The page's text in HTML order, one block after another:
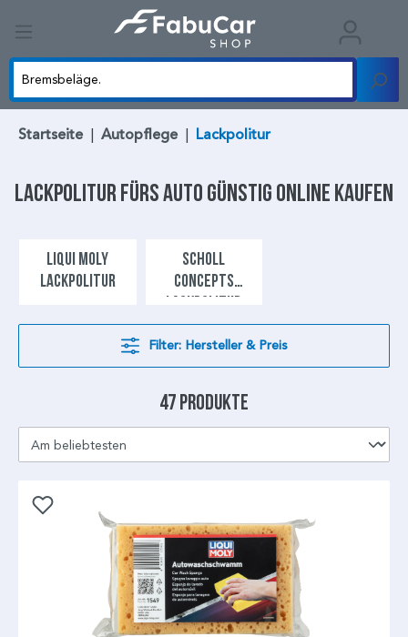
Startseite | Autopflege | Lackpolitur
Lackpolitur fürs Auto günstig online kaufen
LIQUI MOLY
LACKPOLITUR
SCHOLL
CONCEPTS
LACKPOLITUR
Filter: Hersteller & Preis
47 Produkte